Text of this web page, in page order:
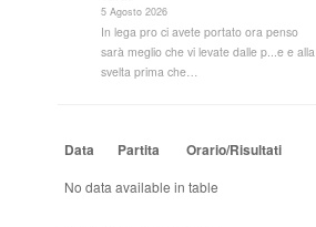
5 Agosto 2026
In lega pro ci avete portato ora penso
sarà meglio che vi levate dalle p...e e alla
svelta prima che…
Data Partita Orario/Risultati
No data available in table